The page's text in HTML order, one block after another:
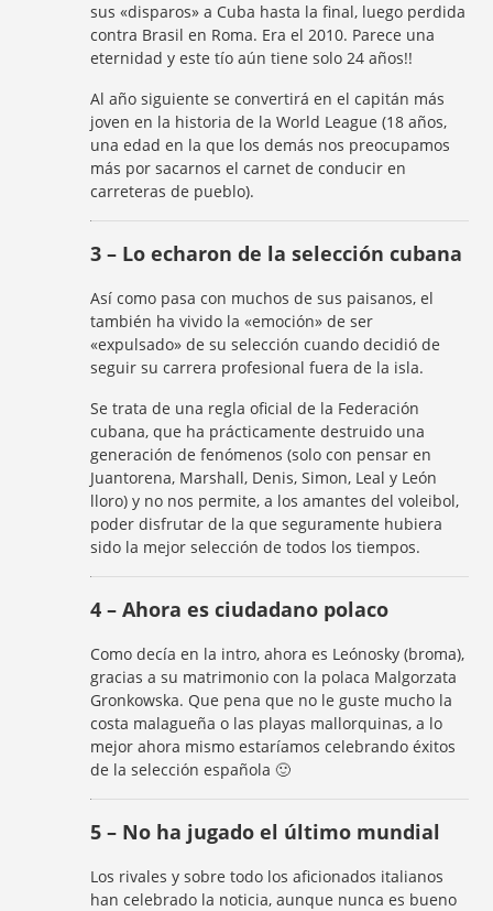
sus «disparos» a Cuba hasta la final, luego perdida
contra Brasil en Roma. Era el 2010. Parece una
eternidad y este tío aún tiene solo 24 años!!
Al año siguiente se convertirá en el capitán más
joven en la historia de la World League (18 años,
una edad en la que los demás nos preocupamos
más por sacarnos el carnet de conducir en
carreteras de pueblo).
3 – Lo echaron de la selección cubana
Así como pasa con muchos de sus paisanos, el
también ha vivido la «emoción» de ser
«expulsado» de su selección cuando decidió de
seguir su carrera profesional fuera de la isla.
Se trata de una regla oficial de la Federación
cubana, que ha prácticamente destruido una
generación de fenómenos (solo con pensar en
Juantorena, Marshall, Denis, Simon, Leal y León
lloro) y no nos permite, a los amantes del voleibol,
poder disfrutar de la que seguramente hubiera
sido la mejor selección de todos los tiempos.
4 – Ahora es ciudadano polaco
Como decía en la intro, ahora es Leónosky (broma),
gracias a su matrimonio con la polaca Malgorzata
Gronkowska. Que pena que no le guste mucho la
costa malagueña o las playas mallorquinas, a lo
mejor ahora mismo estaríamos celebrando éxitos
de la selección española 🙂
5 – No ha jugado el último mundial
Los rivales y sobre todo los aficionados italianos
han celebrado la noticia, aunque nunca es bueno